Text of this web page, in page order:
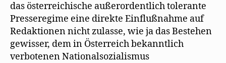
das österreichische außerordentlich tolerante
Presseregime eine direkte Einflußnahme auf
Redaktionen nicht zulasse, wie ja das Bestehen
gewisser, dem in Österreich bekanntlich
verbotenen Nationalsozialismus